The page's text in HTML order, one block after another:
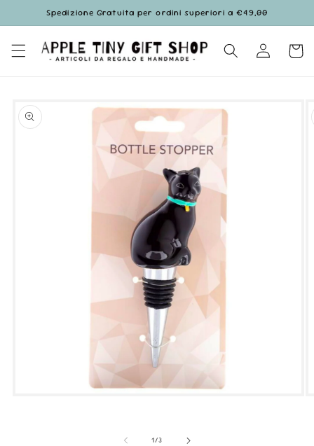
direttamente
ai contenuti
Spedizione Gratuita per ordini superiori a €49,00
Accedi
informazioni
sul prodotto
1/su
3